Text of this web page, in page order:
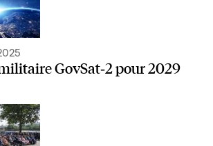
GovSat‑2 pour 2029